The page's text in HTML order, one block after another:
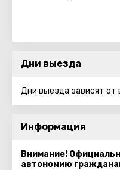
Дни выезда
Дни выезда зависят от
Информация
Внимание!
автономию